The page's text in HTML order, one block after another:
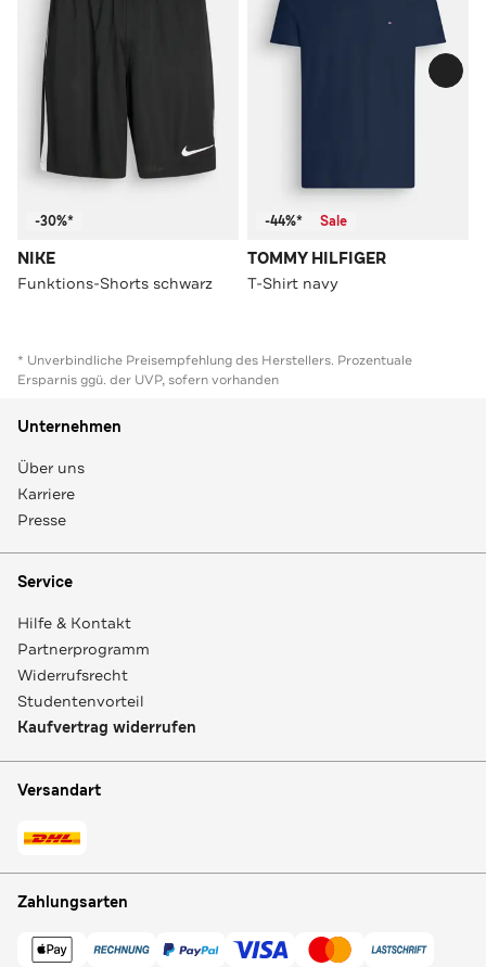
-30%*
NIKE
Funktions-Shorts schwarz
-44%* Sale
TOMMY HILFIGER
T-Shirt navy
* Unverbindliche Preisempfehlung des Herstellers. Prozentuale
Ersparnis ggü. der UVP, sofern vorhanden
Unternehmen
Über uns
Karriere
Presse
Service
Hilfe & Kontakt
Partnerprogramm
Widerrufsrecht
Studentenvorteil
Kaufvertrag widerrufen
Versandart
Zahlungsarten